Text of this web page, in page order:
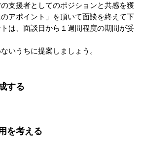
支援者としてのポジションと共感を獲
アポイント」を頂いて面談を終えて下
は、面談日から１週間程度の期間が妥
いうちに提案しましょう。
する
を考える